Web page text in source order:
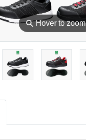
⚲Hover to zoom